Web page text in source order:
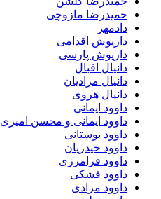
حمیدرضا مازوچی
دادمهر
داریوش اقدامی
داریوش پارسی
دانیال اقبال
دانیال مرادیان
دانیال هروی
داوود ایمانی
داوود ایمانی و محسن امیری
داوود بوستانی
داوود حیدریان
داوود فرامرزی
داوود فشکی
داوود مرادی